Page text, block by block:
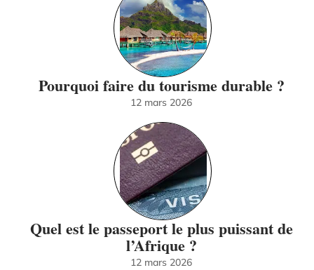
Pourquoi faire du tourisme durable ?
12 mars 2026
Quel est le passeport le plus puissant de
l’Afrique ?
12 mars 2026